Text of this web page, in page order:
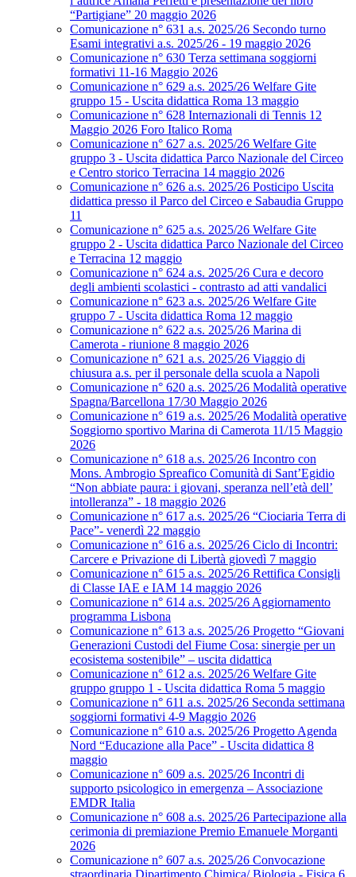
“Partigiane” 20 maggio 2026
Comunicazione n° 631 a.s. 2025/26 Secondo turno
Esami integrativi a.s. 2025/26 - 19 maggio 2026
Comunicazione n° 630 Terza settimana soggiorni
formativi 11-16 Maggio 2026
Comunicazione n° 629 a.s. 2025/26 Welfare Gite
gruppo 15 - Uscita didattica Roma 13 maggio
Comunicazione n° 628 Internazionali di Tennis 12
Maggio 2026 Foro Italico Roma
Comunicazione n° 627 a.s. 2025/26 Welfare Gite
gruppo 3 - Uscita didattica Parco Nazionale del Circeo
e Centro storico Terracina 14 maggio 2026
Comunicazione n° 626 a.s. 2025/26 Posticipo Uscita
didattica presso il Parco del Circeo e Sabaudia Gruppo
11
Comunicazione n° 625 a.s. 2025/26 Welfare Gite
gruppo 2 - Uscita didattica Parco Nazionale del Circeo
e Terracina 12 maggio
Comunicazione n° 624 a.s. 2025/26 Cura e decoro
degli ambienti scolastici - contrasto ad atti vandalici
Comunicazione n° 623 a.s. 2025/26 Welfare Gite
gruppo 7 - Uscita didattica Roma 12 maggio
Comunicazione n° 622 a.s. 2025/26 Marina di
Camerota - riunione 8 maggio 2026
Comunicazione n° 621 a.s. 2025/26 Viaggio di
chiusura a.s. per il personale della scuola a Napoli
Comunicazione n° 620 a.s. 2025/26 Modalità operative
Spagna/Barcellona 17/30 Maggio 2026
Comunicazione n° 619 a.s. 2025/26 Modalità operative
Soggiorno sportivo Marina di Camerota 11/15 Maggio
2026
Comunicazione n° 618 a.s. 2025/26 Incontro con
Mons. Ambrogio Spreafico Comunità di Sant’Egidio
“Non abbiate paura: i giovani, speranza nell’età dell’
intolleranza” - 18 maggio 2026
Comunicazione n° 617 a.s. 2025/26 “Ciociaria Terra di
Pace”- venerdì 22 maggio
Comunicazione n° 616 a.s. 2025/26 Ciclo di Incontri:
Carcere e Privazione di Libertà giovedì 7 maggio
Comunicazione n° 615 a.s. 2025/26 Rettifica Consigli
di Classe IAE e IAM 14 maggio 2026
Comunicazione n° 614 a.s. 2025/26 Aggiornamento
programma Lisbona
Comunicazione n° 613 a.s. 2025/26 Progetto “Giovani
Generazioni Custodi del Fiume Cosa: sinergie per un
ecosistema sostenibile” – uscita didattica
Comunicazione n° 612 a.s. 2025/26 Welfare Gite
gruppo gruppo 1 - Uscita didattica Roma 5 maggio
Comunicazione n° 611 a.s. 2025/26 Seconda settimana
soggiorni formativi 4-9 Maggio 2026
Comunicazione n° 610 a.s. 2025/26 Progetto Agenda
Nord “Educazione alla Pace” - Uscita didattica 8
maggio
Comunicazione n° 609 a.s. 2025/26 Incontri di
supporto psicologico in emergenza – Associazione
EMDR Italia
Comunicazione n° 608 a.s. 2025/26 Partecipazione alla
cerimonia di premiazione Premio Emanuele Morganti
2026
Comunicazione n° 607 a.s. 2025/26 Convocazione